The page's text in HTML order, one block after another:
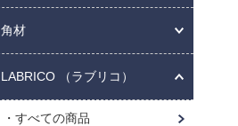
角材
LABRICO （ラブリコ）
すべての商品